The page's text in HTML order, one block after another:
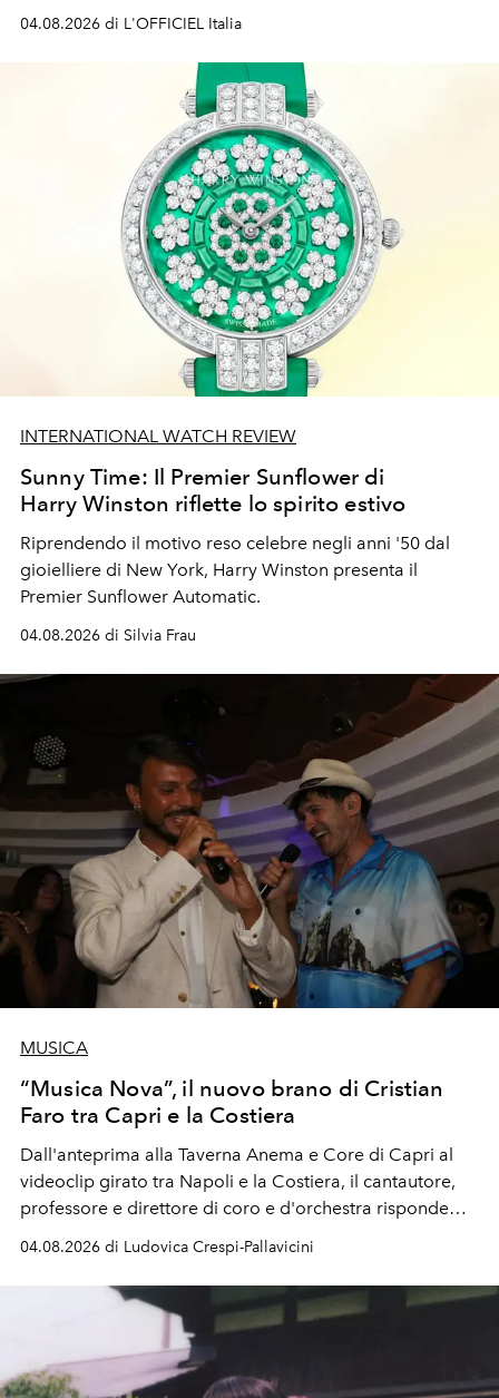
colonna sonora della stagione.
04.08.2026 di L'OFFICIEL Italia
INTERNATIONAL WATCH REVIEW
Sunny Time: Il Premier Sunflower di
Harry Winston riflette lo spirito estivo
Riprendendo il motivo reso celebre negli anni '50 dal
gioielliere di New York, Harry Winston presenta il
Premier Sunflower Automatic.
04.08.2026 di Silvia Frau
MUSICA
“Musica Nova”, il nuovo brano di Cristian
Faro tra Capri e la Costiera
Dall'anteprima alla Taverna Anema e Core di Capri al
videoclip girato tra Napoli e la Costiera, il cantautore,
professore e direttore di coro e d'orchestra risponde
alla violenza con un messaggio d'amore.
04.08.2026 di Ludovica Crespi-Pallavicini